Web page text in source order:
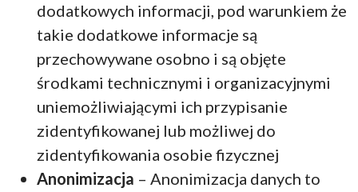
dodatkowych informacji, pod warunkiem że
takie dodatkowe informacje są
przechowywane osobno i są objęte
środkami technicznymi i organizacyjnymi
uniemożliwiającymi ich przypisanie
zidentyfikowanej lub możliwej do
zidentyfikowania osobie fizycznej
Anonimizacja – Anonimizacja danych to